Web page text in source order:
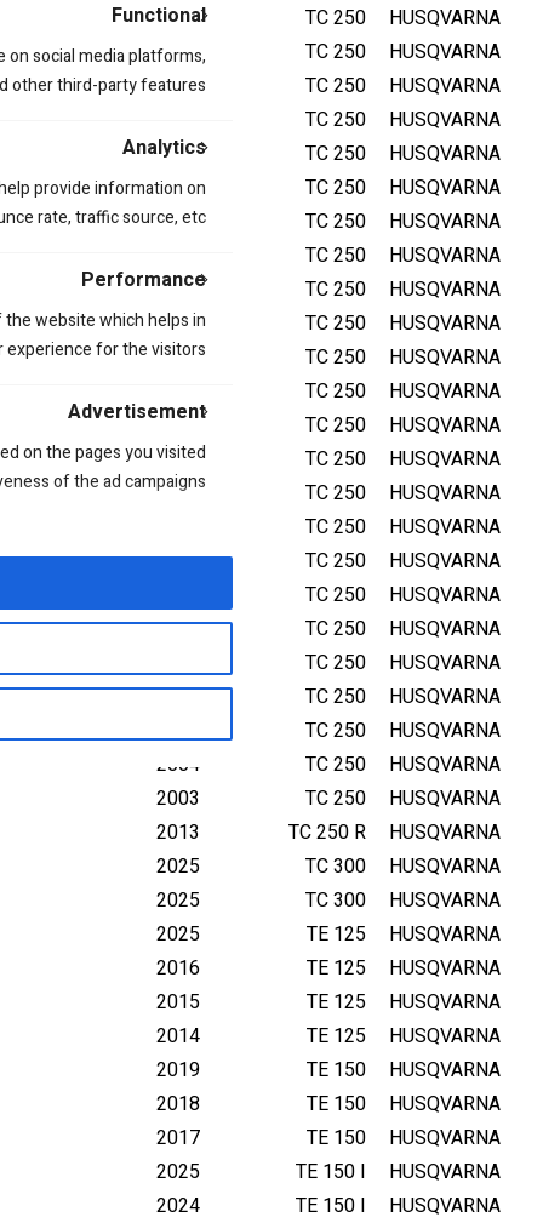
Functional
social media platforms,
other third-party features.
Analytics
provide information on
rate, traffic source, etc.
Performance
website which helps in
for the visitors.
Advertisement
on the pages you visited
of the ad campaigns.
HUSQVARNA
TC 250
2025
HUSQVARNA
TC 250
2025
HUSQVARNA
TC 250
2024
HUSQVARNA
TC 250
HUSQVARNA
TC 250
2023
HUSQVARNA
TC 250
2022
HUSQVARNA
TC 250
2021
HUSQVARNA
TC 250
HUSQVARNA
TC 250
2019
HUSQVARNA
TC 250
2018
HUSQVARNA
TC 250
2017
HUSQVARNA
TC 250
HUSQVARNA
TC 250
2015
HUSQVARNA
TC 250
2014
HUSQVARNA
TC 250
2012
HUSQVARNA
TC 250
HUSQVARNA
TC 250
2010
HUSQVARNA
TC 250
HUSQVARNA
TC 250
2008
HUSQVARNA
TC 250
HUSQVARNA
TC 250
2006
HUSQVARNA
TC 250
2005
HUSQVARNA
TC 250
2004
HUSQVARNA
TC 250
2003
HUSQVARNA
TC 250 R
2013
HUSQVARNA
TC 300
2025
HUSQVARNA
TC 300
2025
HUSQVARNA
TE 125
2025
HUSQVARNA
TE 125
2016
HUSQVARNA
TE 125
2015
HUSQVARNA
TE 125
2014
HUSQVARNA
TE 150
2019
HUSQVARNA
TE 150
2018
HUSQVARNA
TE 150
2017
HUSQVARNA
TE 150 I
2025
HUSQVARNA
TE 150 I
2024